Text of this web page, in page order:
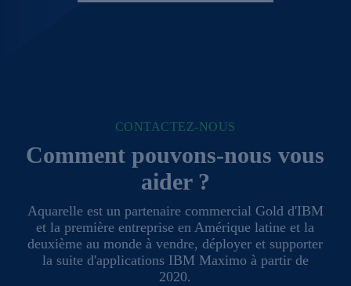
CONTACTEZ-NOUS
Comment pouvons-nous vous
aider ?
Aquarelle est un partenaire commercial Gold d'IBM
et la première entreprise en Amérique latine et la
deuxième au monde à vendre, déployer et supporter
la suite d'applications IBM Maximo à partir de
2020.